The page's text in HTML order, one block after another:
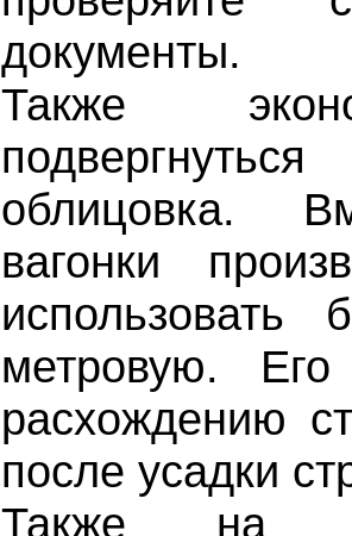
документы.
Также
облицовка.
вагонки
использовать
метровую.
расхождению
после усадки
Также на